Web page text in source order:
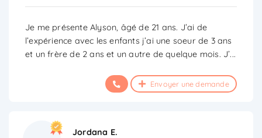
Je me présente Alyson, âgé de 21 ans. J’ai de
l’expérience avec les enfants j’ai une soeur de 3 ans
et un frère de 2 ans et un autre de quelque mois. J’...
Envoyer une demande
Jordana E.